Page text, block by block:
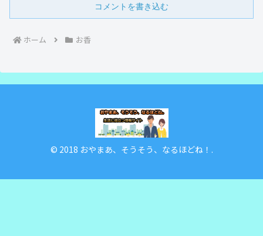
コメントを書き込む
ホーム お香
© 2018 おやまあ、そうそう、なるほどね！.